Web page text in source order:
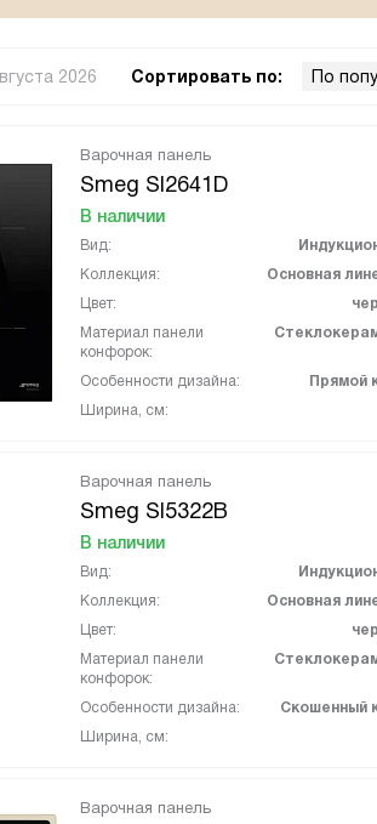
2026 Сортировать по: По
Варочная панель
Smeg SI2641D
В наличии
Вид:
Коллекция:
Основная
Цвет:
Материал панели
конфорок:
Особенности дизайна:
Прямой
Ширина, см:
Варочная панель
Smeg SI5322B
В наличии
Вид:
Коллекция:
Основная
Цвет:
Материал панели
конфорок:
Особенности дизайна:
Скошенный
Ширина, см:
Варочная панель